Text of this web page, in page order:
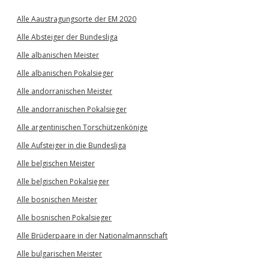
Alle Aaustragungsorte der EM 2020
Alle Absteiger der Bundesliga
Alle albanischen Meister
Alle albanischen Pokalsieger
Alle andorranischen Meister
Alle andorranischen Pokalsieger
Alle argentinischen Torschützenkönige
Alle Aufsteiger in die Bundesliga
Alle belgischen Meister
Alle belgischen Pokalsieger
Alle bosnischen Meister
Alle bosnischen Pokalsieger
Alle Brüderpaare in der Nationalmannschaft
Alle bulgarischen Meister